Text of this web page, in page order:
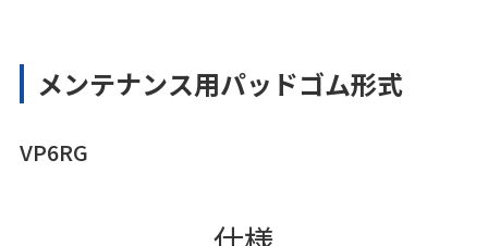
メンテナンス用パッドゴム形式
VP6RG